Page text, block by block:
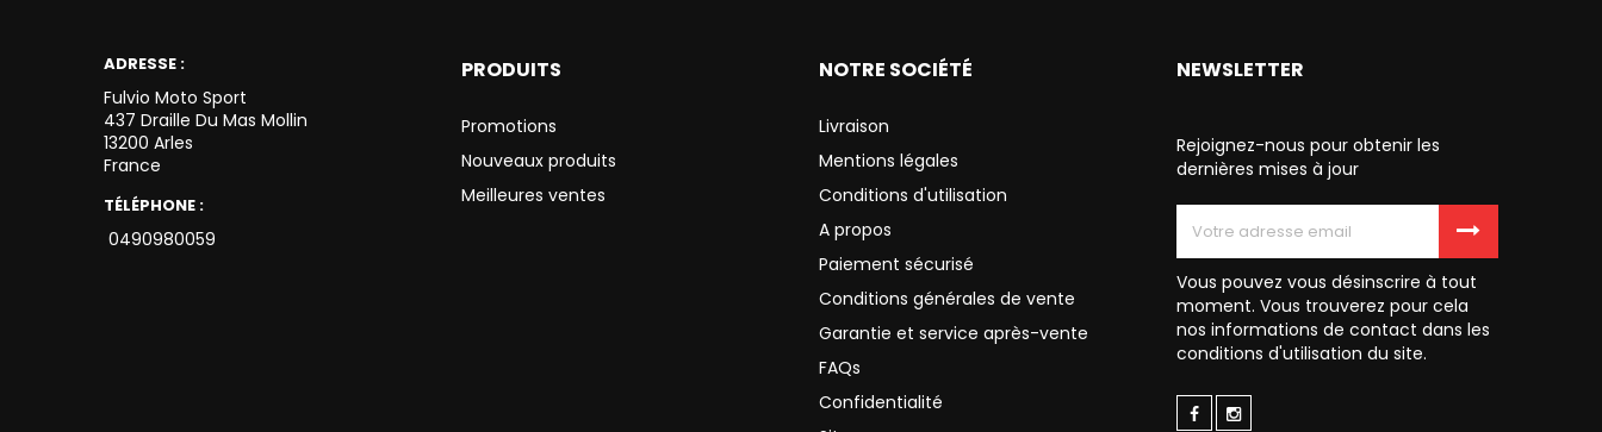
ADRESSE :
Fulvio Moto Sport
437 Draille Du Mas Mollin
13200 Arles
France
TÉLÉPHONE :
0490980059
PRODUITS
Promotions
Nouveaux produits
Meilleures ventes
NOTRE SOCIÉTÉ
Livraison
Mentions légales
Conditions d'utilisation
A propos
Paiement sécurisé
Conditions générales de vente
Garantie et service après-vente
FAQs
Confidentialité
NEWSLETTER
Rejoignez-nous pour obtenir les
dernières mises à jour
Vous pouvez vous désinscrire à tout
moment. Vous trouverez pour cela
nos informations de contact dans les
conditions d'utilisation du site.